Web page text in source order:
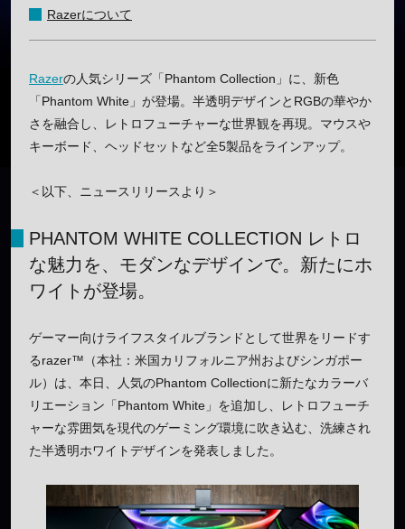
Razerについて
Razerの人気シリーズ「Phantom Collection」に、新色
「Phantom White」が登場。半透明デザインとRGBの華やか
さを融合し、レトロフューチャーな世界観を再現。マウスや
キーボード、ヘッドセットなど全5製品をラインアップ。
＜以下、ニュースリリースより＞
PHANTOM WHITE COLLECTION レトロ
な魅力を、モダンなデザインで。新たにホ
ワイトが登場。
ゲーマー向けライフスタイルブランドとして世界をリードす
るrazer™（本社：米国カリフォルニア州およびシンガポー
ル）は、本日、人気のPhantom Collectionに新たなカラーバ
リエーション「Phantom White」を追加し、レトロフューチ
ャーな雰囲気を現代のゲーミング環境に吹き込む、洗練され
た半透明ホワイトデザインを発表しました。